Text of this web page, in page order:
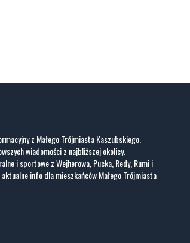
z Małego Trójmiasta Kaszubskiego.
wiadomości z najbliższej okolicy.
i sportowe z Wejherowa, Pucka, Redy, Rumi i
info dla mieszkańców Małego Trójmiasta